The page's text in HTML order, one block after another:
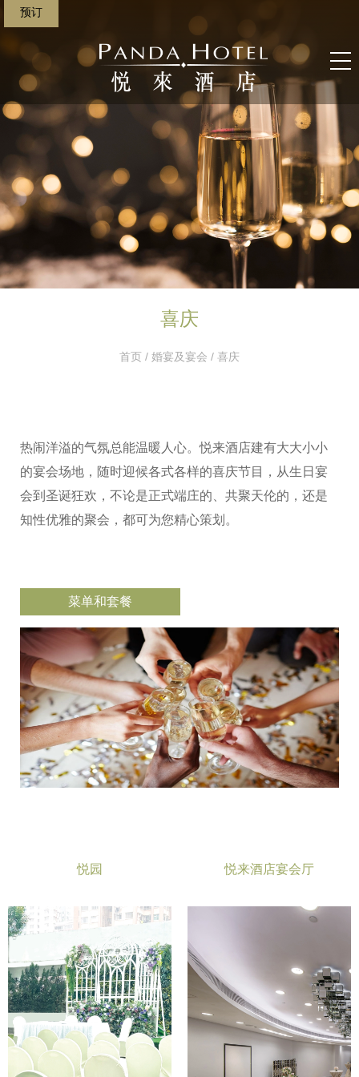
预订
喜庆
首页 / 婚宴及宴会 / 喜庆
热闹洋溢的气氛总能温暖人心。悦来酒店建有大大小小
的宴会场地，随时迎候各式各样的喜庆节目，从生日宴
会到圣诞狂欢，不论是正式端庄的、共聚天伦的，还是
知性优雅的聚会，都可为您精心策划。
菜单和套餐
悦园 悦来酒店宴会厅